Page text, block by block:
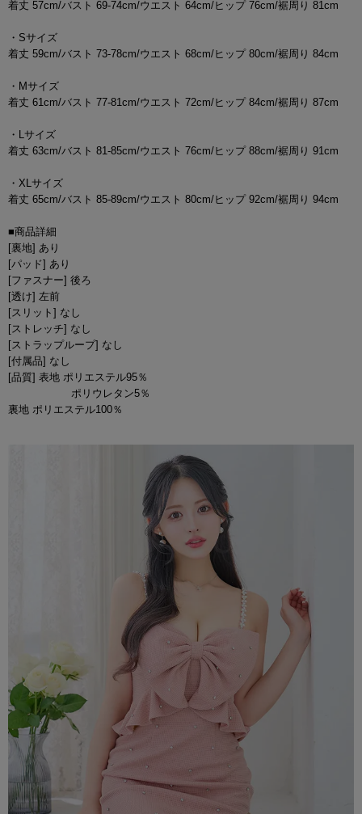
着丈 57cm/バスト 69-74cm/ウエスト 64cm/ヒップ 76cm/裾周り 81cm
・Sサイズ
着丈 59cm/バスト 73-78cm/ウエスト 68cm/ヒップ 80cm/裾周り 84cm
・Mサイズ
着丈 61cm/バスト 77-81cm/ウエスト 72cm/ヒップ 84cm/裾周り 87cm
・Lサイズ
着丈 63cm/バスト 81-85cm/ウエスト 76cm/ヒップ 88cm/裾周り 91cm
・XLサイズ
着丈 65cm/バスト 85-89cm/ウエスト 80cm/ヒップ 92cm/裾周り 94cm
■商品詳細
[裏地] あり
[パッド] あり
[ファスナー] 後ろ
[透け] 左前
[スリット] なし
[ストレッチ] なし
[ストラップループ] なし
[付属品] なし
[品質] 表地 ポリエステル95％
ポリウレタン5％
裏地 ポリエステル100％